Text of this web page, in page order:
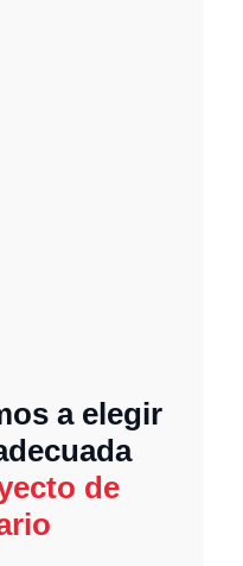
a elegir
de